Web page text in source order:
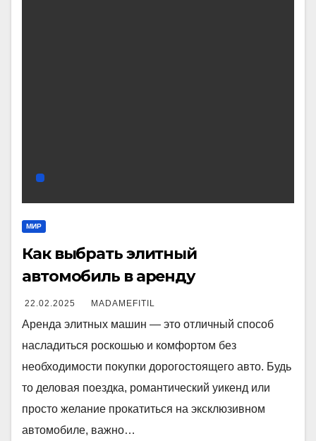
МИР
Как выбрать элитный
автомобиль в аренду
22.02.2025 MADAMEFITIL
Аренда элитных машин — это отличный способ
насладиться роскошью и комфортом без
необходимости покупки дорогостоящего авто. Будь
то деловая поездка, романтический уикенд или
просто желание прокатиться на эксклюзивном
автомобиле, важно…